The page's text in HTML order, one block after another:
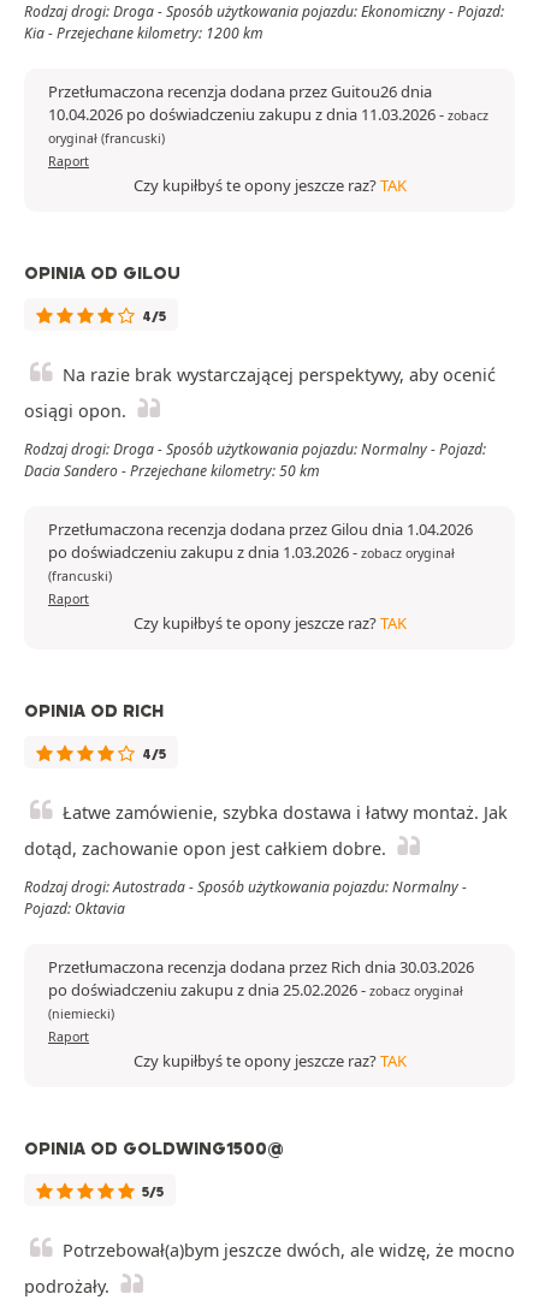
Rodzaj drogi: Droga - Sposób użytkowania pojazdu: Ekonomiczny - Pojazd:
Kia - Przejechane kilometry: 1200 km
Przetłumaczona recenzja dodana przez Guitou26 dnia
10.04.2026 po doświadczeniu zakupu z dnia 11.03.2026- zobacz
oryginał (francuski)
Raport
Czy kupiłbyś te opony jeszcze raz?TAK
OPINIA OD GILOU
4/5
Na razie brak wystarczającej perspektywy, aby ocenić
osiągi opon.
Rodzaj drogi: Droga - Sposób użytkowania pojazdu: Normalny - Pojazd:
Dacia Sandero - Przejechane kilometry: 50 km
Przetłumaczona recenzja dodana przez Gilou dnia 1.04.2026
po doświadczeniu zakupu z dnia 1.03.2026- zobacz oryginał
(francuski)
Raport
Czy kupiłbyś te opony jeszcze raz?TAK
OPINIA OD RICH
4/5
Łatwe zamówienie, szybka dostawa i łatwy montaż. Jak
dotąd, zachowanie opon jest całkiem dobre.
Rodzaj drogi: Autostrada - Sposób użytkowania pojazdu: Normalny -
Pojazd: Oktavia
Przetłumaczona recenzja dodana przez Rich dnia 30.03.2026
po doświadczeniu zakupu z dnia 25.02.2026- zobacz oryginał
(niemiecki)
Raport
Czy kupiłbyś te opony jeszcze raz?TAK
OPINIA OD GOLDWING1500@
5/5
Potrzebował(a)bym jeszcze dwóch, ale widzę, że mocno
podrożały.